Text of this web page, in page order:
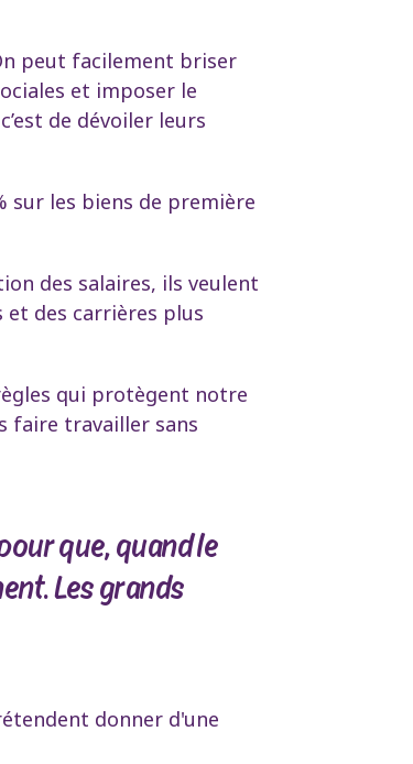
peut facilement briser
et imposer le
de dévoiler leurs
sur les biens de première
des salaires, ils veulent
des carrières plus
qui protègent notre
faire travailler sans
que, quand le
Les grands
donner d'une